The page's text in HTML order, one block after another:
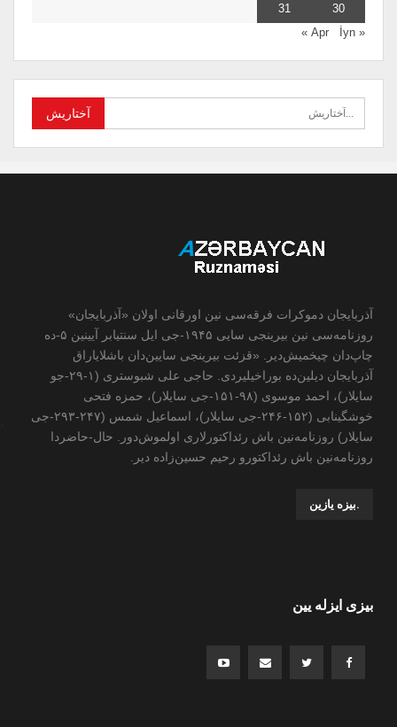
30
31
« Apr
İyn »
آذربایجان دموکرات فرقه‌سی نین اورقانی اولان «آذربایجان»
روزنامه‌سی نین بیرینجی سایی ۱۹۴۵-جی ایل سنتیابر آیینین ۵-ده
چاپ‌دان چیخمیش‌دیر. «قزئت بیرینجی سایین‌دان باشلایاراق
آذربایجان دیلین‌ده بوراخیلیردی. حاجی علی شبوستری (۱-۲۹-جو
سایلار)، احمد موسوی (۹۸-۱۵۱-جی سایلار)، حمزه فتحی
خوشگینابی (۱۵۲-۲۴۶-جی سایلار)، اسماعیل شمس (۲۴۷-۲۹۳-جی
سایلار) روزنامه‌نین باش رئداکتورلاری اولموش‌دور. حال-حاضردا
روزنامه‌نین باش رئداکتورو رحیم حسین‌زاده ‌دیر.
.بیزه یازین
بیزی ایزله یین